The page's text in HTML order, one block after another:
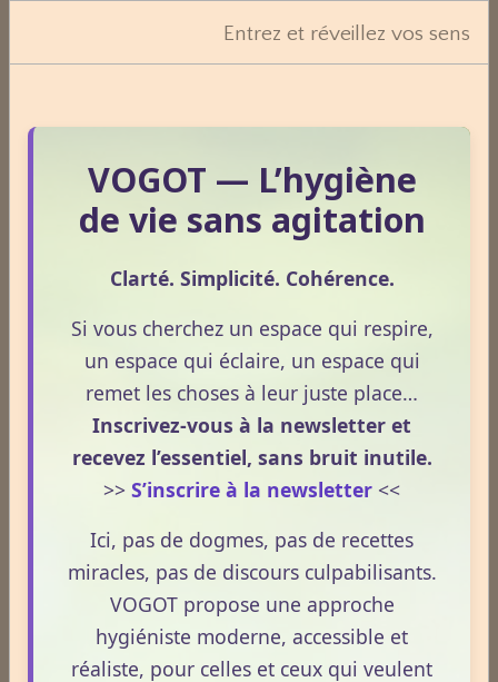
Cliquez ici pour consulter les
tarifs.
Dossiers
Entrez et réveillez vos sens
VOGOT — L’hygiène
de vie sans agitation
Clarté. Simplicité. Cohérence.
Si vous cherchez un espace qui respire,
un espace qui éclaire, un espace qui
remet les choses à leur juste place…
Inscrivez-vous à la newsletter et
recevez l’essentiel, sans bruit inutile.
>> S’inscrire à la newsletter <<
Ici, pas de dogmes, pas de recettes
miracles, pas de discours culpabilisants.
VOGOT propose une approche
hygiéniste moderne, accessible et
réaliste, pour celles et ceux qui veulent